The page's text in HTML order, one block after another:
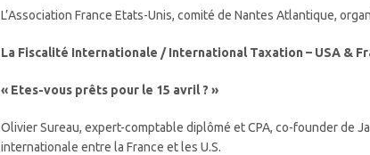
L’Association France Etats-Unis, comité de Nantes Atlantique,
La Fiscalité Internationale / International Taxation – USA &
« Etes-vous prêts pour le 15 avril ? »
Olivier Sureau, expert-comptable diplômé et CPA, co-founder de
internationale entre la France et les U.S.